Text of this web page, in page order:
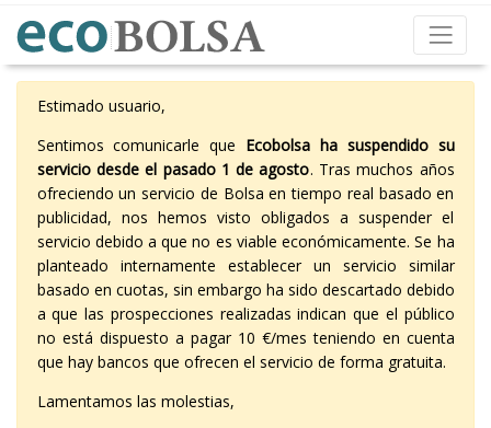
Estimado usuario,
Sentimos comunicarle que Ecobolsa ha suspendido su
servicio desde el pasado 1 de agosto. Tras muchos años
ofreciendo un servicio de Bolsa en tiempo real basado en
publicidad, nos hemos visto obligados a suspender el
servicio debido a que no es viable económicamente. Se ha
planteado internamente establecer un servicio similar
basado en cuotas, sin embargo ha sido descartado debido
a que las prospecciones realizadas indican que el público
no está dispuesto a pagar 10 €/mes teniendo en cuenta
que hay bancos que ofrecen el servicio de forma gratuita.
Lamentamos las molestias,